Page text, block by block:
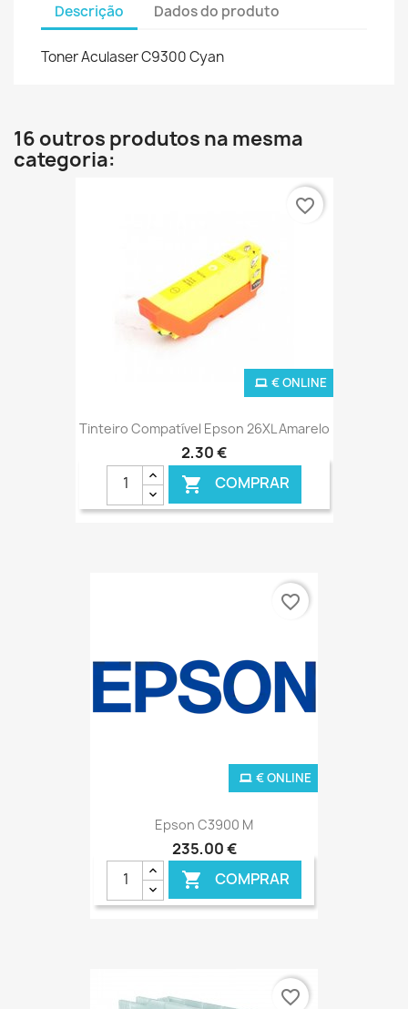
Descrição Dados do produto
Toner Aculaser C9300 Cyan
16 outros produtos na mesma
categoria:
Tinteiro Compatível Epson 26XL Amarelo
2,30 €
 COMPRAR
€ ONLINE
favorite_border
Epson C3900 M
235,00 €
 COMPRAR
€ ONLINE
favorite_border
favorite_border